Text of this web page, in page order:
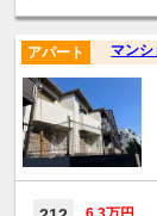
マン
アパート